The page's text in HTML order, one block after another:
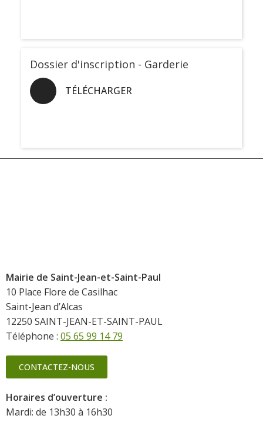
Dossier d'inscription - Garderie
TÉLÉCHARGER
Mairie de Saint-Jean-et-Saint-Paul
10 Place Flore de Casilhac
Saint-Jean d’Alcas
12250 SAINT-JEAN-ET-SAINT-PAUL
Téléphone : 05 65 99 14 79
CONTACTEZ-NOUS
Horaires d’ouverture :
Mardi: de 13h30 à 16h30